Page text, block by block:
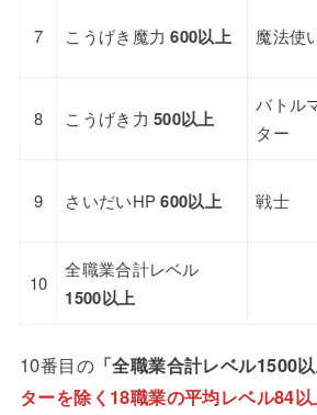
7 こうげき魔力600以上 魔法使
8 こうげき力500以上
バトル
ター
9 さいだいHP600以上 戦士
10
全職業合計レベル
1500以上
10番目の「全職業合計レベル1500以
ターを除く18職業の平均レベル84以